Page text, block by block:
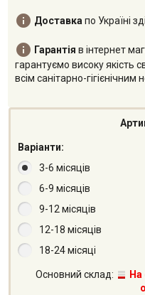
 Доставкапо Україні
 Гарантія в інтернет
гарантуємо високу якість
всім санітарно-гігієнічним
Варіанти:
3-6 місяців
6-9 місяців
9-12 місяців
12-18 місяців
18-24 місяці
Основний склад:
На